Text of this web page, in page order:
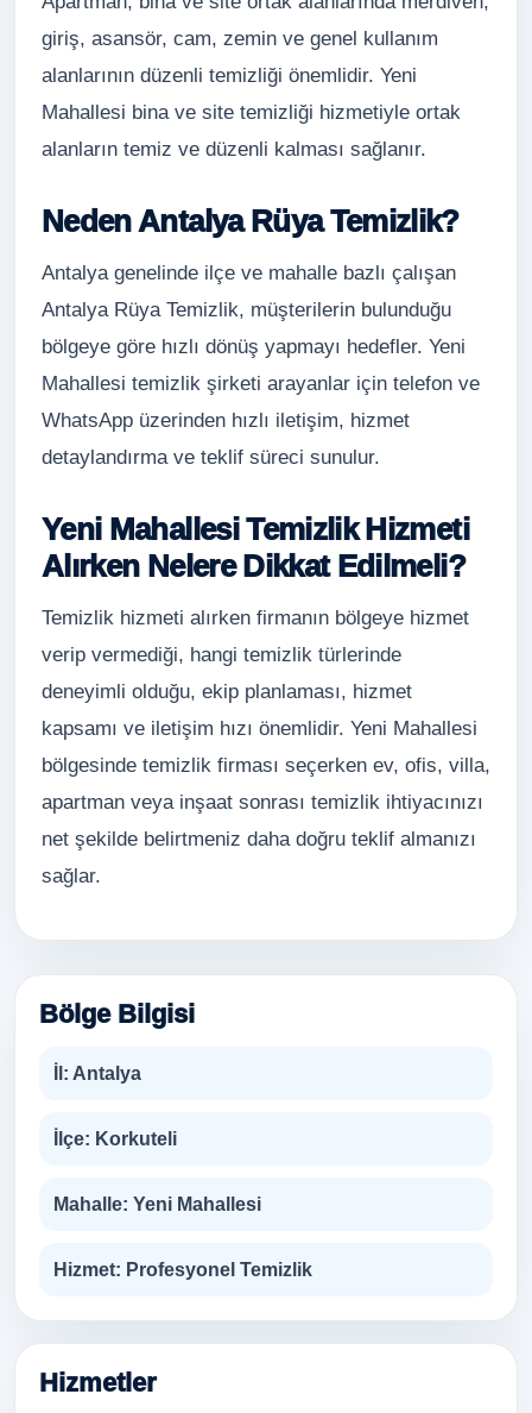
giriş, asansör, cam, zemin ve genel kullanım
alanlarının düzenli temizliği önemlidir. Yeni
Mahallesi bina ve site temizliği hizmetiyle ortak
alanların temiz ve düzenli kalması sağlanır.
Neden Antalya Rüya Temizlik?
Antalya genelinde ilçe ve mahalle bazlı çalışan
Antalya Rüya Temizlik, müşterilerin bulunduğu
bölgeye göre hızlı dönüş yapmayı hedefler. Yeni
Mahallesi temizlik şirketi arayanlar için telefon ve
WhatsApp üzerinden hızlı iletişim, hizmet
detaylandırma ve teklif süreci sunulur.
Yeni Mahallesi Temizlik Hizmeti
Alırken Nelere Dikkat Edilmeli?
Temizlik hizmeti alırken firmanın bölgeye hizmet
verip vermediği, hangi temizlik türlerinde
deneyimli olduğu, ekip planlaması, hizmet
kapsamı ve iletişim hızı önemlidir. Yeni Mahallesi
bölgesinde temizlik firması seçerken ev, ofis, villa,
apartman veya inşaat sonrası temizlik ihtiyacınızı
net şekilde belirtmeniz daha doğru teklif almanızı
sağlar.
Bölge Bilgisi
İl: Antalya
İlçe: Korkuteli
Mahalle: Yeni Mahallesi
Hizmet: Profesyonel Temizlik
Hizmetler